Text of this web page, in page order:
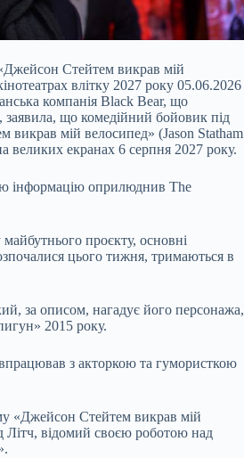
Стейтем викрав мій
влітку 2027 року 05.06.2026
компанія Black Bear, що
заявила, що комедійний бойовик під
мій велосипед» (Jason Statham
великих екранах 6 серпня 2027 року.
інформацію оприлюднив The
проєкту, основні
цього тижня, тримаються в
за описом, нагадує його персонажа,
2015 року.
з акторкою та гумористкою
«Джейсон Стейтем викрав мій
Літч, відомий своєю роботою над